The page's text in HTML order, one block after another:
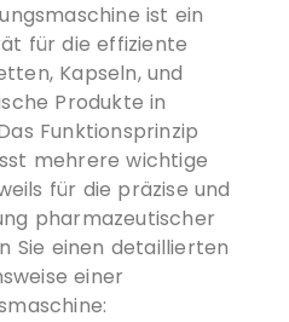
ist ein
für die effiziente
Kapseln, und
Produkte in
Funktionsprinzip
mehrere wichtige
für die präzise und
pharmazeutischer
Sie einen detaillierten
einer